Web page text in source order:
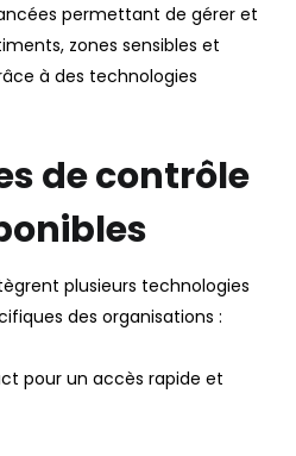
permettant de gérer et
zones sensibles et
à des technologies
de contrôle
plusieurs technologies
des organisations :
pour un accès rapide et